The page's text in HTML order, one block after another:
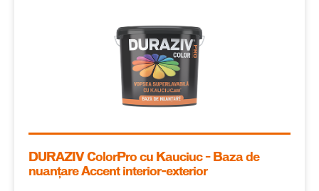
DURAZIV ColorPro cu Kauciuc – Baza de
nuanțare Accent interior-exterior